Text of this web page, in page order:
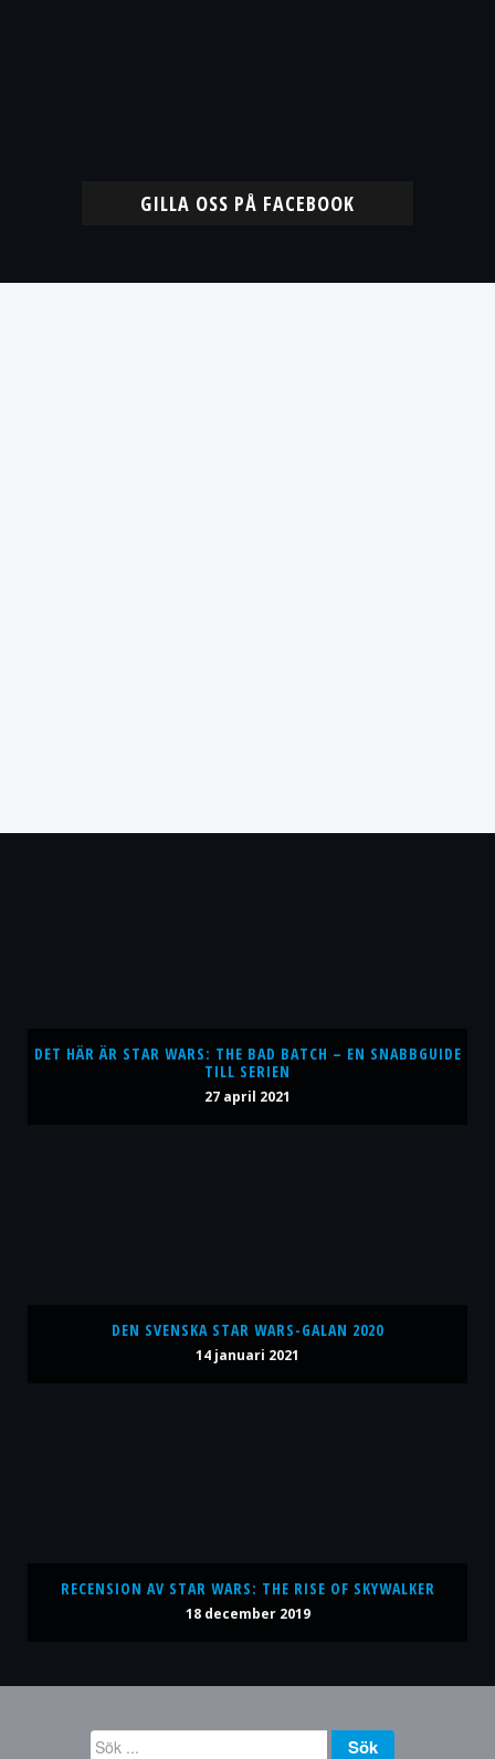
GILLA OSS PÅ FACEBOOK
DET HÄR ÄR STAR WARS: THE BAD BATCH – EN SNABBGUIDE
TILL SERIEN
27 april 2021
DEN SVENSKA STAR WARS-GALAN 2020
14 januari 2021
RECENSION AV STAR WARS: THE RISE OF SKYWALKER
18 december 2019
Sök
Sök